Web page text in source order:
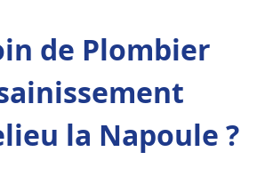
de Plombier
la Napoule ?